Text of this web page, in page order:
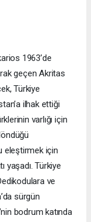
1963’de
geçen Akritas
Türkiye
ilhak ettiği
varlığı için
eleştirmek için
yaşadı. Türkiye
ve
sürgün
bodrum katında